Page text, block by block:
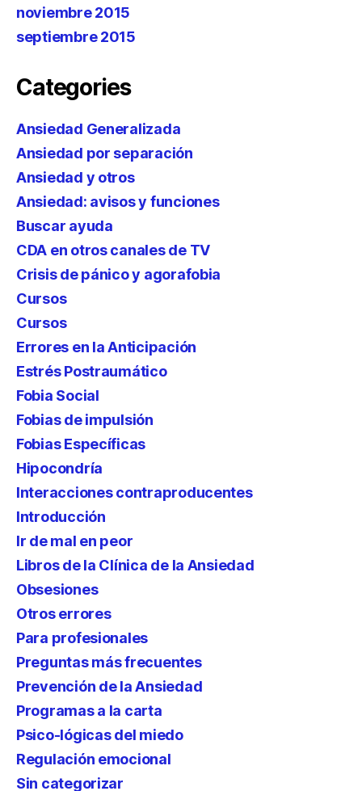
noviembre 2015
septiembre 2015
Categories
Ansiedad Generalizada
Ansiedad por separación
Ansiedad y otros
Ansiedad: avisos y funciones
Buscar ayuda
CDA en otros canales de TV
Crisis de pánico y agorafobia
Cursos
Cursos
Errores en la Anticipación
Estrés Postraumático
Fobia Social
Fobias de impulsión
Fobias Específicas
Hipocondría
Interacciones contraproducentes
Introducción
Ir de mal en peor
Libros de la Clínica de la Ansiedad
Obsesiones
Otros errores
Para profesionales
Preguntas más frecuentes
Prevención de la Ansiedad
Programas a la carta
Psico-lógicas del miedo
Regulación emocional
Sin categorizar